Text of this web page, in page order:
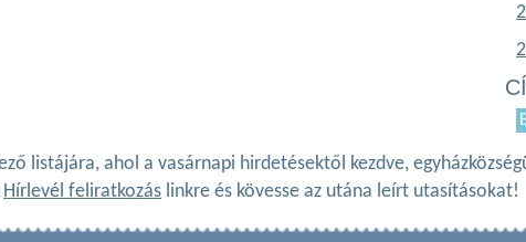
listájára, ahol a vasárnapi hirdetésektől kezdve,
Hírlevél feliratkozás linkre és kövesse az utána leírt utasításokat!